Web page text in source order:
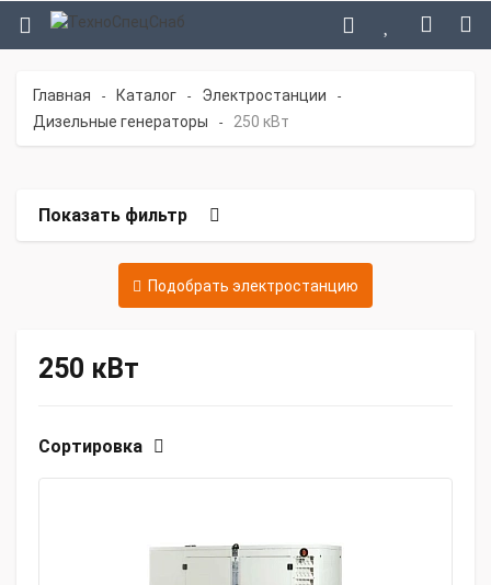
Главная - Каталог - Электростанции -
Дизельные генераторы - 250 кВт
Показать фильтр
Подобрать электростанцию
250 кВт
Сортировка